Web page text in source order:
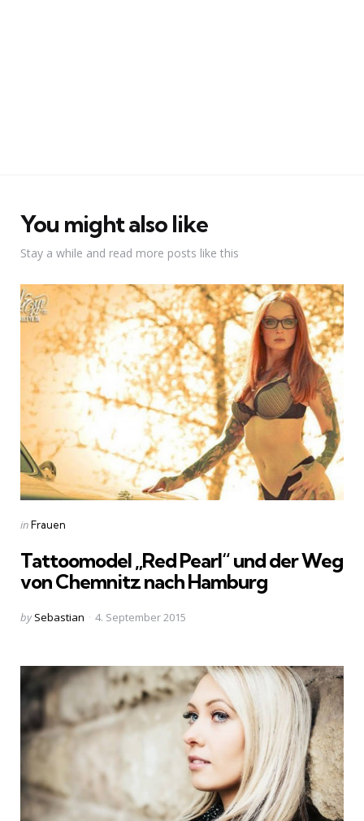
You might also like
Stay a while and read more posts like this
Categories
Posted
inFrauen
Tattoomodel „Red Pearl“ und der Weg
von Chemnitz nach Hamburg
Posted
by Sebastian 4. September 2015